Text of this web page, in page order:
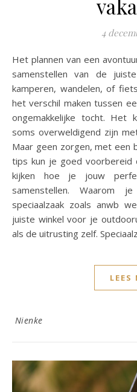
4
Het plannen van een avontuurlijke vakantie begint met het
samenstellen van de
kamperen, wandelen, of
het verschil maken tussen
ongemakkelijke tocht. Het
soms overweldigend zijn
Maar geen zorgen, met een
tips kun je goed voorbereid
kijken hoe je jouw
samenstellen. Waarom
speciaalzaak zoals anwb
juiste winkel voor je
als de uitrusting zelf.
LEES
Nienke